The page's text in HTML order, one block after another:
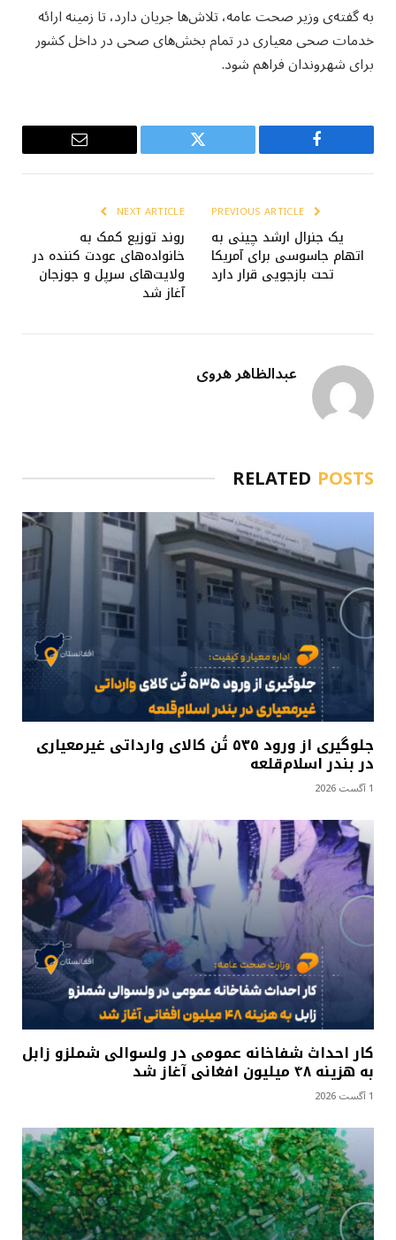
به گفته‌ی وزیر صحت عامه، تلاش‌ها جریان دارد، تا زمینه ارائه
خدمات صحی معیاری در تمام بخش‌های صحی در داخل کشور
برای شهروندان فراهم شود.
Facebook
Twitter
Email
یک جنرال ارشد چینی به
اتهام جاسوسی برای آمریکا
تحت بازجویی قرار دارد
NEXT ARTICLE
روند توزیع کمک به
خانواده‌های عودت‌ کننده در
ولایت‌های سرپل و جوزجان
آغاز شد
عبدالظاهر هروی
RELATED POSTS
جلوگیری از ورود ۵۳۵ تُن کالای وارداتی غیرمعیاری
در بندر اسلام‌قلعه
1 آگست 2026
کار احداث شفاخانه عمومی در ولسوالی شملزو زابل
به هزینه ۴۸ میلیون افغانی آغاز شد
1 آگست 2026